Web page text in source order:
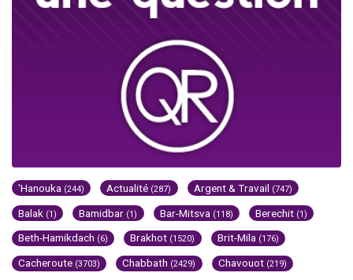
'Hanouka (244) Actualité (287) Argent & Travail (747)
Balak (1) Bamidbar (1) Bar-Mitsva (118) Berechit (1)
Beth-Hamikdach (6) Brakhot (1520) Brit-Mila (176)
Cacheroute (3703) Chabbath (2429) Chavouot (219)